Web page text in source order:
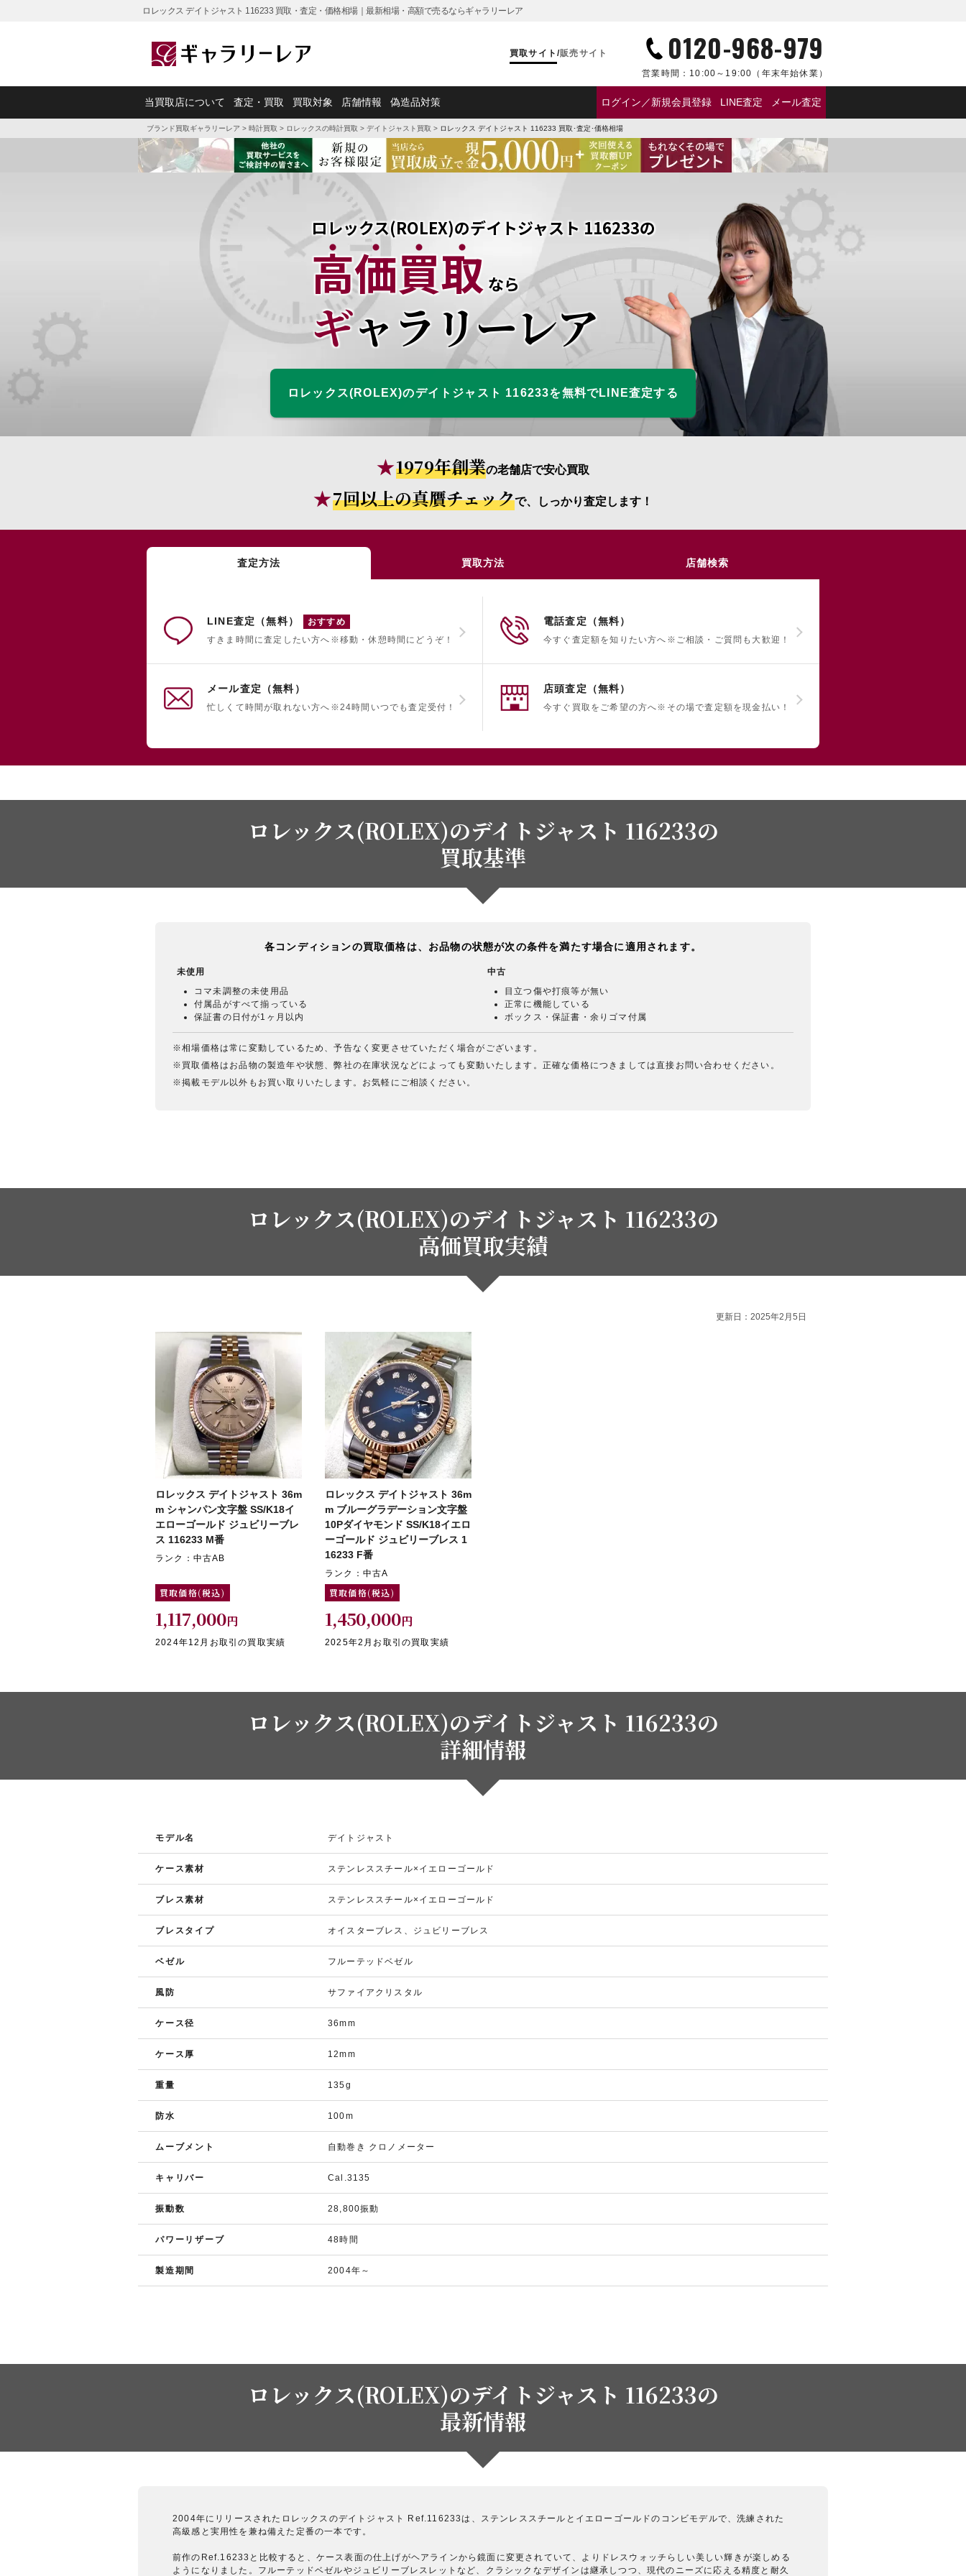
ロレックス デイトジャスト 116233 買取・査定・価格相場｜最新相場・高額で売るならギャラリーレア
買取サイト /販売サイト 0120-968-979
営業時間： 10:00～19:00 （年末年始休業）
当買取店について 査定・買取 買取対象 店舗情報 偽造品対策 ログイン／新規会員登録 LINE査定 メール査定
ブランド買取ギャラリーレア > 時計買取 > ロレックスの時計買取 > デイトジャスト買取 > ロレックス デイトジャスト 116233 買取･査定･価格相場
ロレックス(ROLEX)のデイトジャスト 116233の
高価買取 なら
ギャラリーレア
ロレックス(ROLEX)のデイトジャスト 116233を無料でLINE査定する
1979年創業の老舗店で安心買取
7回以上の真贋チェックで、しっかり査定します！
査定方法 買取方法 店舗検索
LINE査定（無料）
おすすめ
すきま時間に査定したい方へ ※移動・休憩時間にどうぞ！
電話査定（無料）
今すぐ査定額を知りたい方へ ※ご相談・ご質問も大歓迎！
メール査定（無料）
忙しくて時間が取れない方へ ※24時間いつでも査定受付！
店頭査定（無料）
今すぐ買取をご希望の方へ※その場で査定額を現金払い！
ロレックス(ROLEX)のデイトジャスト 116233の
買取基準
各コンディションの買取価格は、お品物の状態が次の条件を満たす場合に適用されます。
未使用
コマ未調整の未使用品
付属品がすべて揃っている
保証書の日付が1ヶ月以内
中古
目立つ傷や打痕等が無い
正常に機能している
ボックス・保証書・余りゴマ付属
※相場価格は常に変動しているため、予告なく変更させていただく場合がございます。
※買取価格はお品物の製造年や状態、弊社の在庫状況などによっても変動いたします。正確な価格につきましては直接お問い合わせください。
※掲載モデル以外もお買い取りいたします。お気軽にご相談ください。
ロレックス(ROLEX)のデイトジャスト 116233の
高価買取実績
更新日：2025年2月5日
ロレックス デイトジャスト 36m
m シャンパン文字盤 SS/K18イ
エローゴールド ジュビリーブレ
ス 116233 M番
ランク：中古AB
買取価格(税込)
1,117,000円
2024年12月お取引の買取実績
ロレックス デイトジャスト 36m
m ブルーグラデーション文字盤
10Pダイヤモンド SS/K18イエロ
ーゴールド ジュビリーブレス 1
16233 F番
ランク：中古A
買取価格(税込)
1,450,000円
2025年2月お取引の買取実績
ロレックス(ROLEX)のデイトジャスト 116233の
詳細情報
モデル名 デイトジャスト
ケース素材 ステンレススチール×イエローゴールド
ブレス素材 ステンレススチール×イエローゴールド
ブレスタイプ オイスターブレス、ジュビリーブレス
ベゼル フルーテッドベゼル
風防 サファイアクリスタル
ケース径 36mm
ケース厚 12mm
重量 135g
防水 100m
ムーブメント 自動巻き クロノメーター
キャリバー Cal.3135
振動数 28,800振動
パワーリザーブ 48時間
製造期間 2004年～
ロレックス(ROLEX)のデイトジャスト 116233の
最新情報
2004年にリリースされたロレックスのデイトジャスト Ref.116233は、ステンレススチールとイエローゴールドのコンビモデルで、洗練された
高級感と実用性を兼ね備えた定番の一本です。
前作のRef.16233と比較すると、ケース表面の仕上げがヘアラインから鏡面に変更されていて、よりドレスウォッチらしい美しい輝きが楽しめる
ようになりました。フルーテッドベゼルやジュビリーブレスレットなど、クラシックなデザインは継承しつつ、現代のニーズに応える精度と耐久